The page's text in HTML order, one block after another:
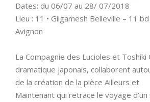
Dates: du 06/07 au 28/ 07/2018
Lieu : 11 • Gilgamesh Belleville – 11
Avignon
La Compagnie des Lucioles et Toshiki
dramatique japonais, collaborent
de la création de la pièce Ailleurs et
Maintenant qui retrace le voyage